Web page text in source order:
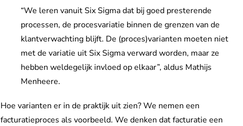
“We leren vanuit Six Sigma dat bij goed presterende
processen, de procesvariatie binnen de grenzen van de
klantverwachting blijft. De (proces)varianten moeten niet
met de variatie uit Six Sigma verward worden, maar ze
hebben weldegelijk invloed op elkaar”, aldus Mathijs
Menheere.
Hoe varianten er in de praktijk uit zien? We nemen een
facturatieproces als voorbeeld. We denken dat facturatie een